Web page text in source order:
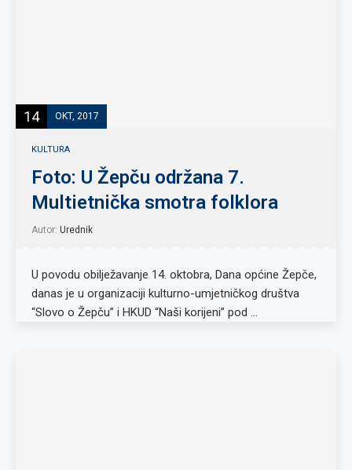
14 OKT, 2017
KULTURA
Foto: U Žepču održana 7.
Multietnička smotra folklora
Autor: Urednik
U povodu obilježavanje 14. oktobra, Dana općine Žepče,
danas je u organizaciji kulturno-umjetničkog društva
“Slovo o Žepču” i HKUD “Naši korijeni” pod …